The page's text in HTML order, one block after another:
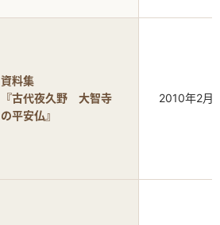
資料集
『古代夜久野 大智寺
の平安仏』
2010年2月